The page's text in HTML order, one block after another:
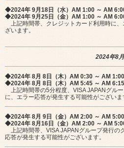
◆2024年 9月18日（水）AM 1:00 ～ AM
◆2024年 9月25日（金）AM 1:00 ～ AM
上記時間帯、クレジットカード利用時に
ざいます。
2024年8月
◆2024年 8月 8日（木）AM 0:30 ～ AM 1:00
◆2024年 8月 8日（木）AM 5:45 ～ AM 6:15
上記時間帯の5分程度、VISA JAPANグル
に、エラー応答が発生する可能性がございま
◆2024年 8月 9日（金）AM 2:00 ～ AM 5:00
◆2024年 8月16日（金）AM 2:00 ～ AM
上記時間帯、VISA JAPANグループ発行の
応答が発生する可能性がございます。